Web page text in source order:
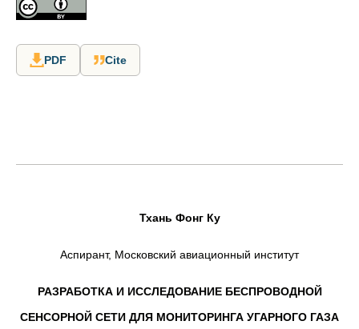
PDF Cite
Тхань Фонг Ку
Аспирант, Московский авиационный институт
РАЗРАБОТКА И ИССЛЕДОВАНИЕ БЕСПРОВОДНОЙ
СЕНСОРНОЙ СЕТИ ДЛЯ МОНИТОРИНГА УГАРНОГО ГАЗА